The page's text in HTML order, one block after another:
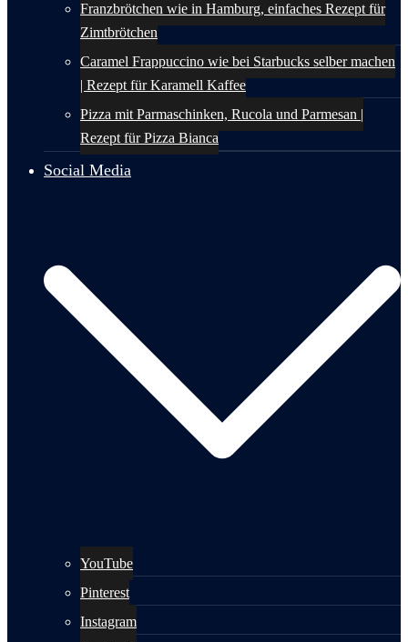
Franzbrötchen wie in Hamburg, einfaches Rezept für
Zimtbrötchen
Caramel Frappuccino wie bei Starbucks selber machen
| Rezept für Karamell Kaffee
Pizza mit Parmaschinken, Rucola und Parmesan |
Rezept für Pizza Bianca
Social Media
YouTube
Pinterest
Instagram